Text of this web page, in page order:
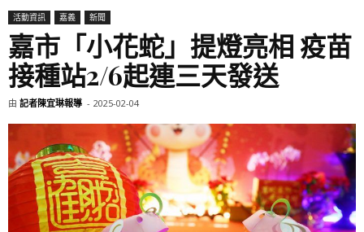
活動資訊 嘉義 新聞
嘉市「小花蛇」提燈亮相 疫苗
接種站2/6起連三天發送
由 記者陳宜琳報導 - 2025-02-04